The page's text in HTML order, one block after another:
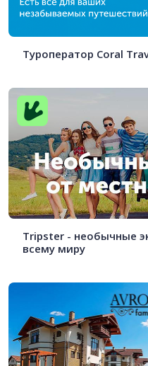
Туроператор Coral
Tripster - необычные
всему миру